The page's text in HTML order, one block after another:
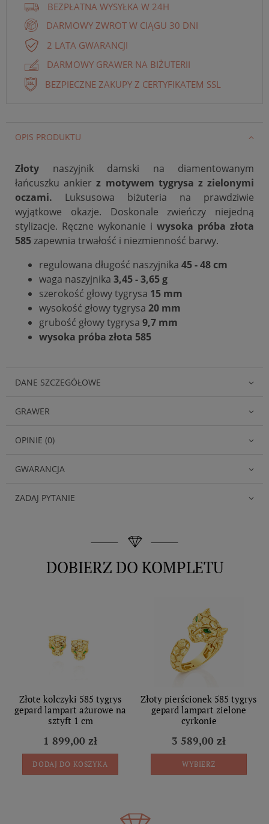
BEZPŁATNA WYSYŁKA W 24H
DARMOWY ZWROT W CIĄGU 30 DNI
2 LATA GWARANCJI
DARMOWY GRAWER NA BIŻUTERII
BEZPIECZNE ZAKUPY Z CERTYFIKATEM SSL
OPIS PRODUKTU
Złoty naszyjnik damski na diamentowanym
łańcuszku ankier z motywem tygrysa z zielonymi
oczami. Luksusowa biżuteria na prawdziwie
wyjątkowe okazje. Doskonale zwieńczy niejedną
stylizacje. Ręczne wykonanie i wysoka próba złota
585zapewnia trwałość i niezmienność barwy.
regulowana długość naszyjnika 45 - 48 cm
waga naszyjnika 3,45 - 3,65 g
szerokość głowy tygrysa 15 mm
wysokość głowy tygrysa 20 mm
grubość głowy tygrysa 9,7 mm
wysoka próba złota 585
DANE SZCZEGÓŁOWE
GRAWER
OPINIE (0)
GWARANCJA
ZADAJ PYTANIE
DOBIERZ DO KOMPLETU
Złote kolczyki 585 tygrys
gepard lampart ażurowe na
sztyft 1 cm
1 899,00 zł
DODAJ DO KOSZYKA
Złoty pierścionek 585 tygrys
gepard lampart zielone
cyrkonie
3 589,00 zł
WYBIERZ